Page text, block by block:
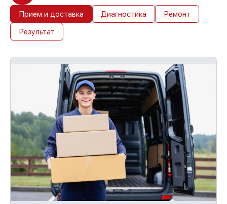
Прием и доставка Диагностика Ремонт
Результат